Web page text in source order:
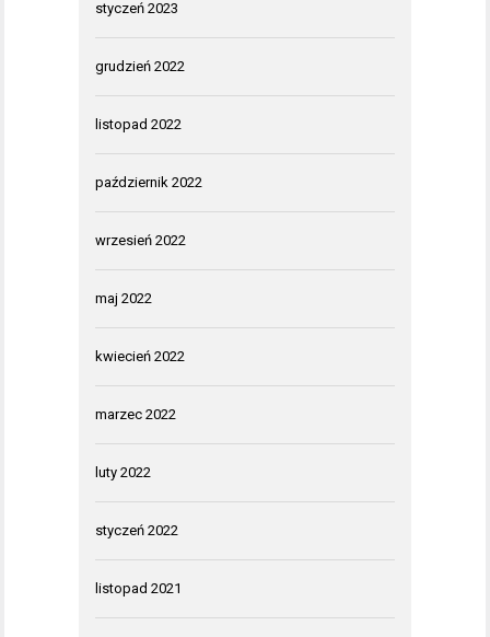
styczeń 2023
grudzień 2022
listopad 2022
październik 2022
wrzesień 2022
maj 2022
kwiecień 2022
marzec 2022
luty 2022
styczeń 2022
listopad 2021